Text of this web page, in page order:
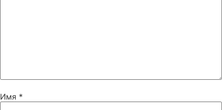
Имя *